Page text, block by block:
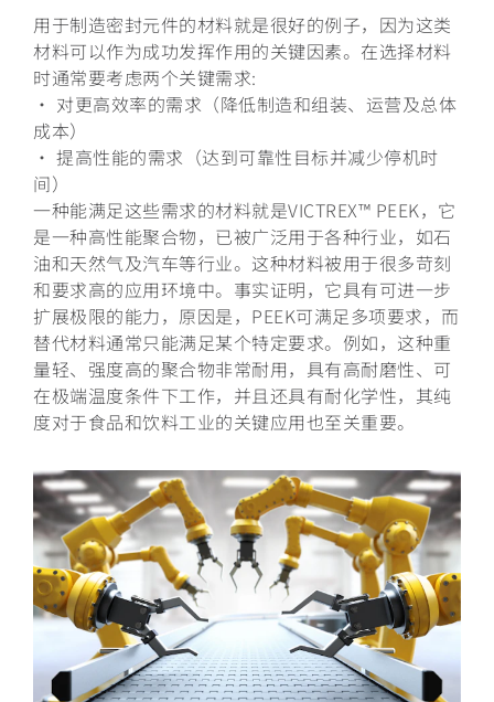
用于制造密封元件的材料就是很好的例子，因为这类
材料可以作为成功发挥作用的关键因素。在选择材料
时通常要考虑两个关键需求:
• 对更高效率的需求（降低制造和组装、运营及总体
成本）
• 提高性能的需求（达到可靠性目标并减少停机时
间）
一种能满足这些需求的材料就是VICTREX™ PEEK，它
是一种高性能聚合物，已被广泛用于各种行业，如石
油和天然气及汽车等行业。这种材料被用于很多苛刻
和要求高的应用环境中。事实证明，它具有可进一步
扩展极限的能力，原因是，PEEK可满足多项要求，而
替代材料通常只能满足某个特定要求。例如，这种重
量轻、强度高的聚合物非常耐用，具有高耐磨性、可
在极端温度条件下工作，并且还具有耐化学性，其纯
度对于食品和饮料工业的关键应用也至关重要。